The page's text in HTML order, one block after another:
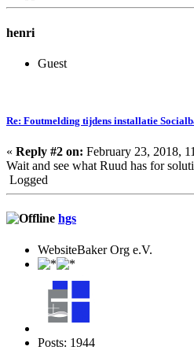
henri
Guest
Re: Foutmelding tijdens installatie
« Reply #2 on: February 23, 2018,
Wait and see what Ruud has for
Logged
hgs
WebsiteBaker Org e.V.
Posts: 1944